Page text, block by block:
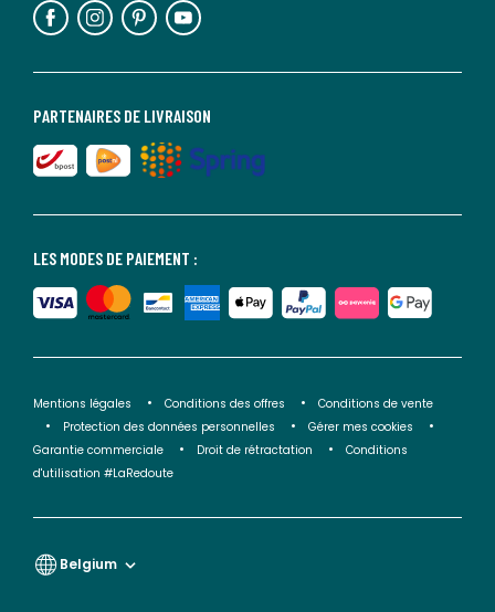
LES MODES DE PAIEMENT :
PARTENAIRES DE LIVRAISON
Mentions légales Conditions des offres
Conditions de vente
Protection des données personnelles
Gérer mes cookies
Garantie commerciale
Droit de rétractation
Conditions
d'utilisation #LaRedoute
Belgium